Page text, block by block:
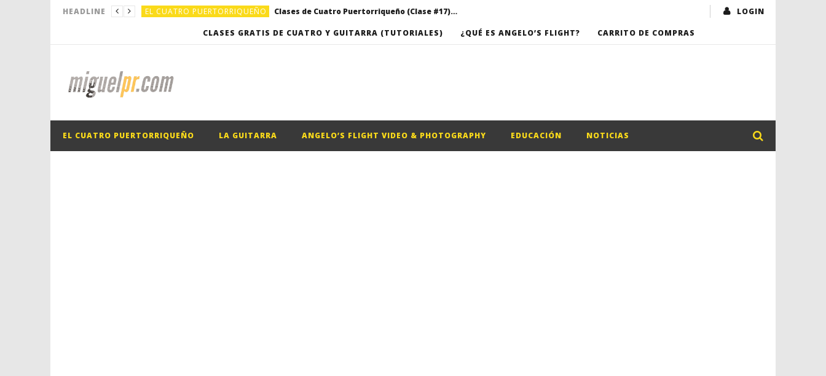
HEADLINE EL CUATRO PUERTORRIQUEÑO Clases de Cuatro Puertorriqueño (Clase #17) – “Campanitas de Cristal”, de Rafael Hernandez
Roberto Clemente: En honor a su vida, recordando el Hit 3000
ANGELO'S FLIGHT VIDEO & PHOTOGRAPHY
EL CUATRO PUERTORRIQUEÑO Clases de Cuatro Puertorriqueño (Clase #17) – “Campanitas de Cristal”, de Rafael Hernandez
LOGIN
CLASES GRATIS DE CUATRO Y GUITARRA (TUTORIALES) ¿QUÉ ES ANGELO’S FLIGHT? CARRITO DE COMPRAS
EL CUATRO PUERTORRIQUEÑO LA GUITARRA ANGELO’S FLIGHT VIDEO & PHOTOGRAPHY EDUCACIÓN NOTICIAS